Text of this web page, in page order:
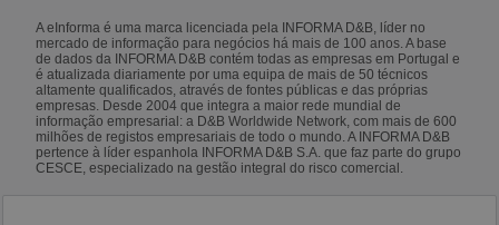
A eInforma é uma marca licenciada pela INFORMA D&B, líder no
mercado de informação para negócios há mais de 100 anos. A base
de dados da INFORMA D&B contém todas as empresas em Portugal e
é atualizada diariamente por uma equipa de mais de 50 técnicos
altamente qualificados, através de fontes públicas e das próprias
empresas. Desde 2004 que integra a maior rede mundial de
informação empresarial: a D&B Worldwide Network, com mais de 600
milhões de registos empresariais de todo o mundo. A INFORMA D&B
pertence à líder espanhola INFORMA D&B S.A. que faz parte do grupo
CESCE, especializado na gestão integral do risco comercial.